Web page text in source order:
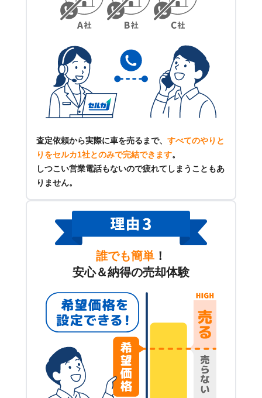
査定依頼から実際に車を売るまで、 すべてのやりと
りをセルカ1社とのみで完結できます。
しつこい営業電話もないので疲れてしまうこともあ
りません。
誰でも簡単 ！
安心＆納得の売却体験